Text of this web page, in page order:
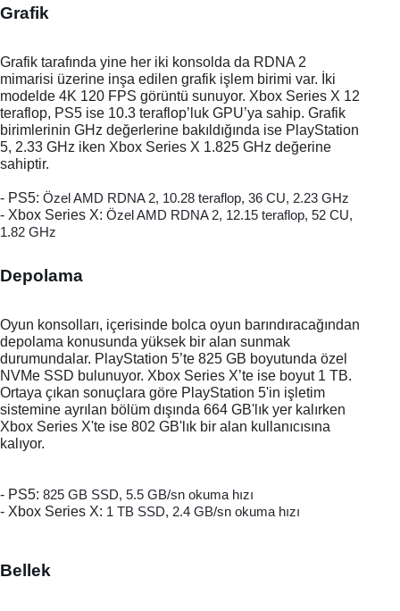
Grafik
Grafik tarafında yine her iki konsolda da RDNA 2
mimarisi üzerine inşa edilen grafik işlem birimi var. İki
modelde 4K 120 FPS görüntü sunuyor. Xbox Series X 12
teraflop, PS5 ise 10.3 teraflop’luk GPU’ya sahip. Grafik
birimlerinin GHz değerlerine bakıldığında ise PlayStation
5, 2.33 GHz iken Xbox Series X 1.825 GHz değerine
sahiptir.
- PS5: Özel AMD RDNA 2, 10.28 teraflop, 36 CU, 2.23 GHz
- Xbox Series X: Özel AMD RDNA 2, 12.15 teraflop, 52 CU,
1.82 GHz
Depolama
Oyun konsolları, içerisinde bolca oyun barındıracağından
depolama konusunda yüksek bir alan sunmak
durumundalar. PlayStation 5’te 825 GB boyutunda özel
NVMe SSD bulunuyor. Xbox Series X’te ise boyut 1 TB.
Ortaya çıkan sonuçlara göre PlayStation 5'in işletim
sistemine ayrılan bölüm dışında 664 GB'lık yer kalırken
Xbox Series X'te ise 802 GB'lık bir alan kullanıcısına
kalıyor.
- PS5: 825 GB SSD, 5.5 GB/sn okuma hızı
- Xbox Series X: 1 TB SSD, 2.4 GB/sn okuma hızı
Bellek